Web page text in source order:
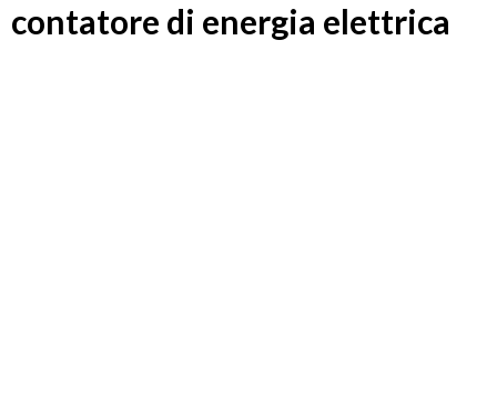
contatore di energia elettrica